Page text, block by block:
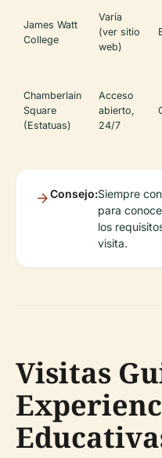
James Watt
College
Varía
(ver sitio
web)
Chamberlain
Square
(Estatuas)
Acceso
abierto,
24/7
Consejo:Siempre
para
los
visita.
Visitas